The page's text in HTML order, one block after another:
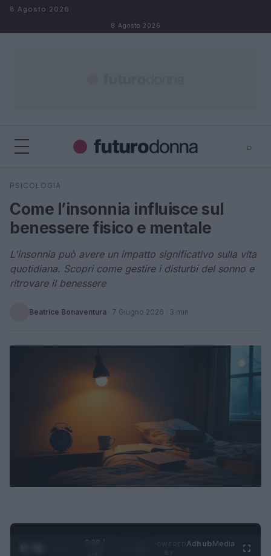
Salta al contenuto
8 Agosto 2026
8 Agosto 2026
⌕
Cerca
PSICOLOGIA
Come l’insonnia influisce sul
benessere fisico e mentale
L'insonnia può avere un impatto significativo sulla vita
quotidiana. Scopri come gestire i disturbi del sonno e
ritrovare il benessere
Beatrice Bonaventura · 7 Giugno 2026 · 3 min
0:29 /
AdhubMedia